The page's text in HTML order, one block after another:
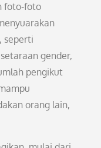
foto-foto
seperti
gender,
pengikut
orang lain,